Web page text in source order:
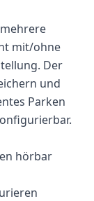
mit/ohne
Der
und
Parken
hörbar